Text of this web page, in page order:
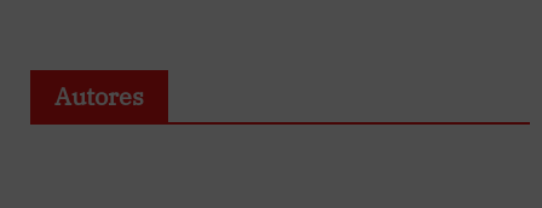
Autores